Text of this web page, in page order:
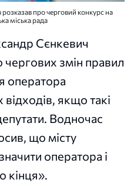
про черговий конкурс на
міська рада
Сєнкевич
змін правил
оператора
якщо такі
Водночас
що місту
оператора і
кінця».